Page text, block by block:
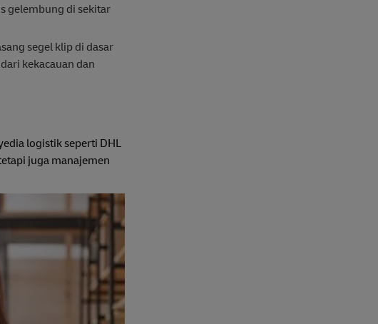
gelembung di sekitar
segel klip di dasar
kekacauan dan
logistik seperti DHL
juga manajemen